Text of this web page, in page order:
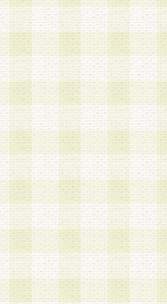
を行うものとします。
会員登録希望者本人が行う
ないものとします。
本規約に同意の後、当社指
社が指定する必要事項を入
。当社は、会員登録を承認し
を 受けるためのログイン
際に申告する登録情報の全
も行ってはならないものと
インＩＤおよびパスワード